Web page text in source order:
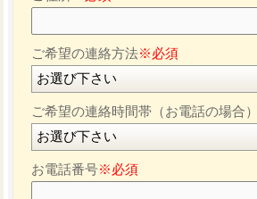
ご希望の連絡方法※必須
ご希望の連絡時間帯（お電話の場合）
お電話番号※必須